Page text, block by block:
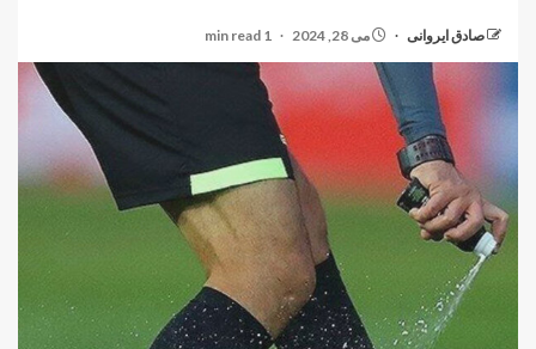
صادق ایروانی می 28, 2024 1 min read